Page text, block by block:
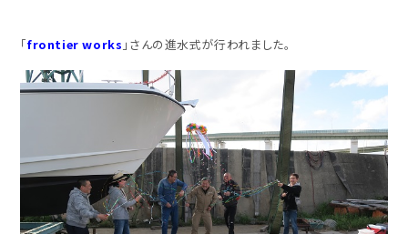
「frontier works 」さんの進水式が行われました。